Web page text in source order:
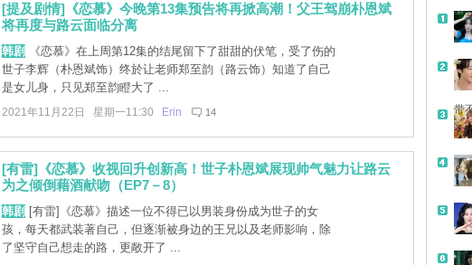
[提及剧情]《恋慕》今晚第13集预告将再掀高潮！父王驾崩朴恩斌
将再度与路云面临分离
韩剧 《恋慕》在上周第12集的结尾留下了甜甜的伏笔，受了伤的
世子李辉（朴恩斌饰）终於让老师郑至韵（路云饰）知道了自己
是女儿身，只见郑至韵瞪大了 ...
2021年11月22日 星期一11:30 Erin 14
[有雷]《恋慕》收视回升创新高！世子朴恩斌展现帅气魅力让路云
为之倾倒藉酒献吻（EP7－8）
韩剧 [有雷]《恋慕》描述一位不得已以男装身份成为世子的女
孩，每天都武装著自己，但逐渐被身边的王兄以及老师影响，除
了坚守自己想走的路，更敞开了 ...
带